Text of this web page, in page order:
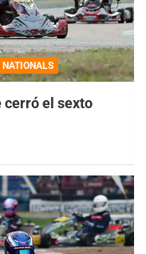
cerró el sexto